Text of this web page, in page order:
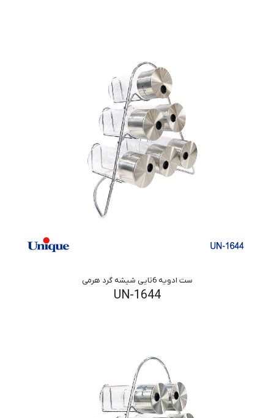
ست ادویه 6تایی شیشه گرد هرمی
UN-1644